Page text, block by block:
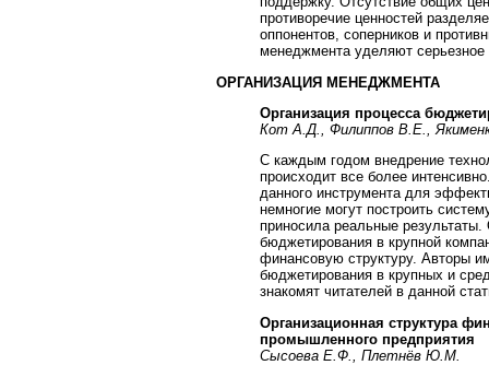
противоречие ценностей
оппонентов, соперников и
менеджмента уделяют
ОРГАНИЗАЦИЯ МЕНЕДЖМЕНТА
Организация процесса
Кот А.Д., Филиппов В.Е.,
С каждым годом внедрение
происходит все более
данного инструмента для
немногие могут построить
приносила реальные
бюджетирования в крупной
финансовую структуру. Авторы
бюджетирования в крупных и
знакомят читателей в данной
Организационная структура
промышленного предприятия
Сысоева Е.Ф., Плетнёв Ю.М.